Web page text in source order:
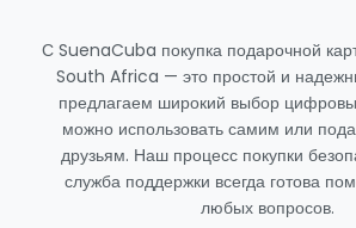
С SuenaCuba покупка подарочной
South Africa — это простой и
предлагаем широкий выбор
можно использовать самим или
друзьям. Наш процесс покупки
служба поддержки всегда готова
любых вопросов.